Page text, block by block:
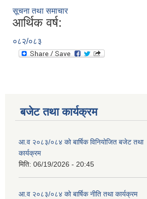
सूचना तथा समाचार
आर्थिक वर्ष:
०८२/०८३
बजेट तथा कार्यक्रम
आ.व २०८३/०८४ को बार्षिक विनियोजित बजेट तथा
कार्यक्रम
मिति: 06/19/2026 - 20:45
आ.व २०८३/०८४ को बार्षिक नीति तथा कार्यक्रम